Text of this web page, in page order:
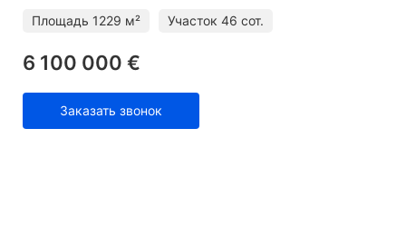
Площадь 1229 м² Участок 46 сот.
6 100 000 €
Заказать звонок